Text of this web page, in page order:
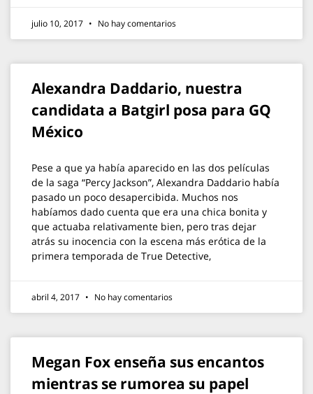
julio 10, 2017 No hay comentarios
Alexandra Daddario, nuestra
candidata a Batgirl posa para GQ
México
Pese a que ya había aparecido en las dos películas
de la saga “Percy Jackson”, Alexandra Daddario había
pasado un poco desapercibida. Muchos nos
habíamos dado cuenta que era una chica bonita y
que actuaba relativamente bien, pero tras dejar
atrás su inocencia con la escena más erótica de la
primera temporada de True Detective,
abril 4, 2017 No hay comentarios
Megan Fox enseña sus encantos
mientras se rumorea su papel